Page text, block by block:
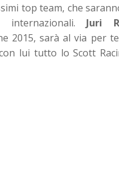
top team, che
Juri
2015, sarà al via per
lui tutto lo Scott